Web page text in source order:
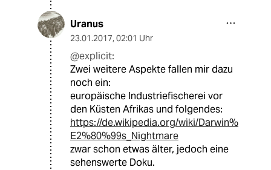
Uranus
23.01.2017, 02:01 Uhr
@explicit:
Zwei weitere Aspekte fallen mir dazu
noch ein:
europäische Industriefischerei vor
den Küsten Afrikas und folgendes:
https://de.wikipedia.org/wiki/Darwin%
E2%80%99s_Nightmare
zwar schon etwas älter, jedoch eine
sehenswerte Doku.